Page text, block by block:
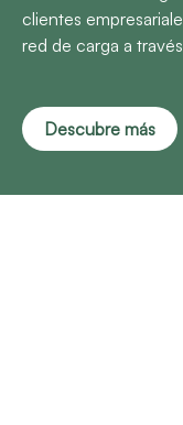
clientes
red de carga a
Descubre más